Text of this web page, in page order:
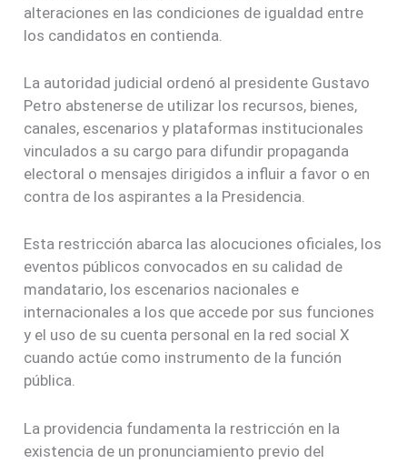
alteraciones en las condiciones de igualdad entre
los candidatos en contienda.
La autoridad judicial ordenó al presidente Gustavo
Petro abstenerse de utilizar los recursos, bienes,
canales, escenarios y plataformas institucionales
vinculados a su cargo para difundir propaganda
electoral o mensajes dirigidos a influir a favor o en
contra de los aspirantes a la Presidencia.
Esta restricción abarca las alocuciones oficiales, los
eventos públicos convocados en su calidad de
mandatario, los escenarios nacionales e
internacionales a los que accede por sus funciones
y el uso de su cuenta personal en la red social X
cuando actúe como instrumento de la función
pública.
La providencia fundamenta la restricción en la
existencia de un pronunciamiento previo del